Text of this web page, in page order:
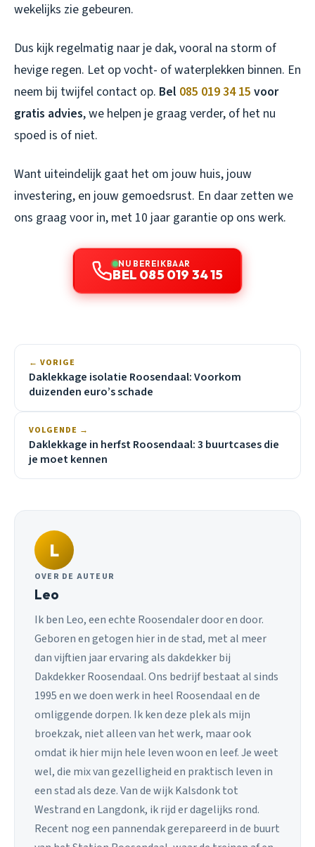
wekelijks zie gebeuren.
Dus kijk regelmatig naar je dak, vooral na storm of
hevige regen. Let op vocht- of waterplekken binnen. En
neem bij twijfel contact op. Bel 085 019 34 15 voor
gratis advies, we helpen je graag verder, of het nu
spoed is of niet.
Want uiteindelijk gaat het om jouw huis, jouw
investering, en jouw gemoedsrust. En daar zetten we
ons graag voor in, met 10 jaar garantie op ons werk.
NU BEREIKBAAR
BEL 085 019 34 15
← VORIGE
Daklekkage isolatie Roosendaal: Voorkom
duizenden euro’s schade
VOLGENDE →
Daklekkage in herfst Roosendaal: 3 buurtcases die
je moet kennen
L
OVER DE AUTEUR
Leo
Ik ben Leo, een echte Roosendaler door en door.
Geboren en getogen hier in de stad, met al meer
dan vijftien jaar ervaring als dakdekker bij
Dakdekker Roosendaal. Ons bedrijf bestaat al sinds
1995 en we doen werk in heel Roosendaal en de
omliggende dorpen. Ik ken deze plek als mijn
broekzak, niet alleen van het werk, maar ook
omdat ik hier mijn hele leven woon en leef. Je weet
wel, die mix van gezelligheid en praktisch leven in
een stad als deze. Van de wijk Kalsdonk tot
Westrand en Langdonk, ik rijd er dagelijks rond.
Recent nog een pannendak gerepareerd in de buurt